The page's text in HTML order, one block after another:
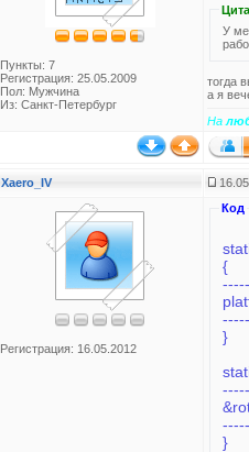
Пункты: 7
Регистрация: 25.05.2009
Пол: Мужчина
Из: Санкт-Петербург
У
тогда
а я
На
Xaero_IV
Регистрация: 16.05.2012
Код
{
}
}